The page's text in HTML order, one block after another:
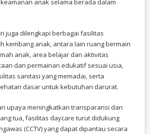
anak selama berada dalam
juga dilengkapi berbagai fasilitas
kembang anak, antara lain ruang bermain
anak, area belajar dan aktivitas
dan permainan edukatif sesuai usia,
sanitasi yang memadai, serta
dasar untuk kebutuhan darurat.
upaya meningkatkan transparansi dan
tua, fasilitas daycare turut didukung
(CCTV) yang dapat dipantau secara